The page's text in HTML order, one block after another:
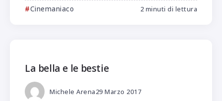
Cinemaniaco 2 minuti di lettura
La bella e le bestie
Michele Arena29 Marzo 2017